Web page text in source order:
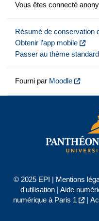
Vous êtes connecté
Résumé de conservation
Obtenir l’app mobile
Passer au thème standard
Fourni par Moodle
© 2025 EPI | Mentions
d'utilisation| Aide
numérique à Paris 1
|